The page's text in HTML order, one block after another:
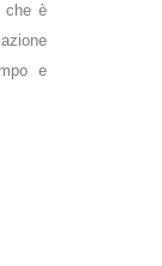
che è
e